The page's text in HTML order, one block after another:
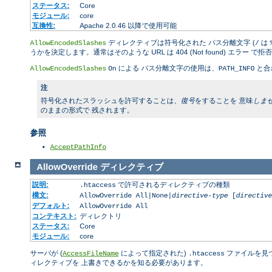
ステータス:
Core
モジュール:
core
互換性:
Apache 2.0.46 以降で使用可能
AllowEncodedSlashes ディレクティブは符号化された パス分離文字 (/ は
うかを決定します。通常はそのような URL は 404 (Not found) エラー で拒否
AllowEncodedSlashes On による パス分離文字の使用は、 PATH_INFO と
注
符号化されたスラッシュを許可することは、 復号をすることを 意味しま
のままの形式で 残されます。
参照
AcceptPathInfo
AllowOverride ディレクティブ
説明: .htaccessで許可されるディレクティブの種類
構文:
AllowOverride All|None| directive-type[
デフォルト:
AllowOverride All
コンテキスト: ディレクトリ
ステータス:
Core
モジュール:
core
サーバが (AccessFileName によって指定された) .htaccess ファイルを見
ィレクティブを 上書きできるかを知る必要があります。